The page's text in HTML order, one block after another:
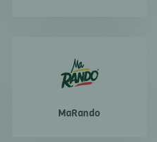
MaRando